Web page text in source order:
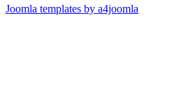
Joomla templates by a4joomla